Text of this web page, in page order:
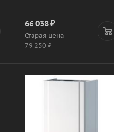
66 038₽
Старая цена
79 250₽